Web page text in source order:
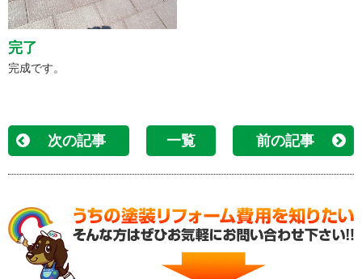
完了
完成です。
次の記事 一覧 前の記事